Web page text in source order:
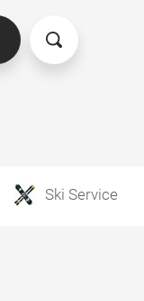
Ski Service